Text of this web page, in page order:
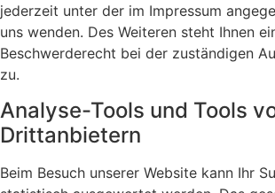
jederzeit unter der im Impressum
uns wenden. Des Weiteren steht Ihnen
Beschwerderecht bei der zuständigen
zu.
Analyse-Tools und Tools
Drittanbietern
Beim Besuch unserer Website kann Ihr